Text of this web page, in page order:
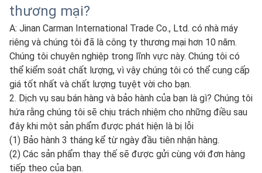
thương mại?
A: Jinan Carman International Trade Co., Ltd. có nhà máy
riêng và chúng tôi đã là công ty thương mại hơn 10 năm.
Chúng tôi chuyên nghiệp trong lĩnh vực này. Chúng tôi có
thể kiểm soát chất lượng, vì vậy chúng tôi có thể cung cấp
giá tốt nhất và chất lượng tuyệt vời cho bạn.
2. Dịch vụ sau bán hàng và bảo hành của bạn là gì? Chúng tôi
hứa rằng chúng tôi sẽ chịu trách nhiệm cho những điều sau
đây khi một sản phẩm được phát hiện là bị lỗi
(1) Bảo hành 3 tháng kể từ ngày đầu tiên nhận hàng.
(2) Các sản phẩm thay thế sẽ được gửi cùng với đơn hàng
tiếp theo của bạn.